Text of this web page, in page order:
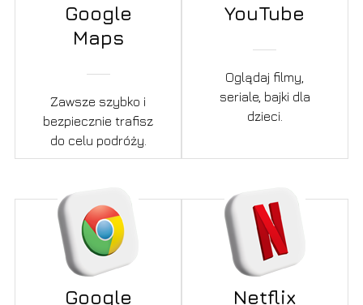
Google
Maps
Zawsze szybko i
bezpiecznie trafisz
do celu podróży.
YouTube
Oglądaj filmy,
seriale, bajki dla
dzieci.
Google Netflix